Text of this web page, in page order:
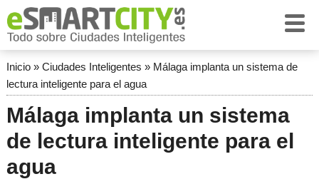
Inicio» Ciudades Inteligentes » Málaga implanta un sistema de
lectura inteligente para el agua
Málaga implanta un sistema
de lectura inteligente para el
agua